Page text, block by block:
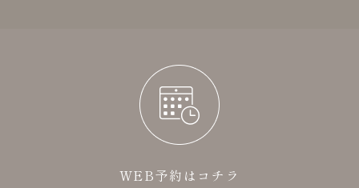
WEB予約はコチラ